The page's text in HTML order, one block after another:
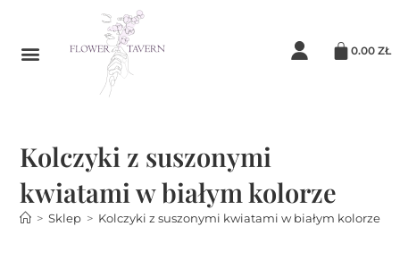
0.00 ZŁ
Kolczyki z suszonymi
kwiatami w białym kolorze
> Sklep > Kolczyki z suszonymi kwiatami w białym kolorze